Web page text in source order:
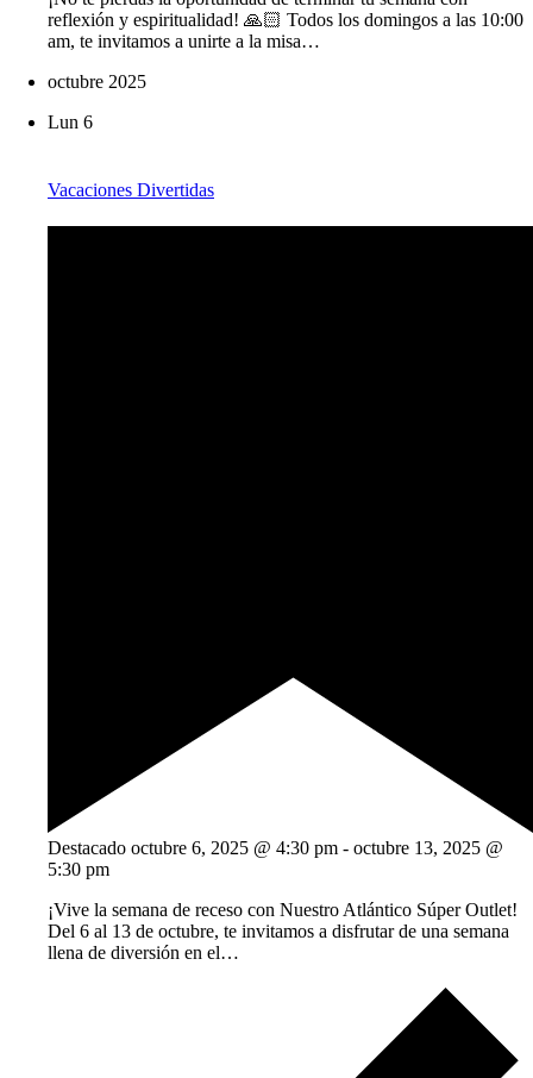
reflexión y espiritualidad! 🙏🏻 Todos los domingos a las 10:00
am, te invitamos a unirte a la misa…
octubre 2025
Lun 6
Vacaciones Divertidas
Destacado octubre 6, 2025 @ 4:30 pm - octubre 13, 2025 @
5:30 pm
¡Vive la semana de receso con Nuestro Atlántico Súper Outlet!
Del 6 al 13 de octubre, te invitamos a disfrutar de una semana
llena de diversión en el…